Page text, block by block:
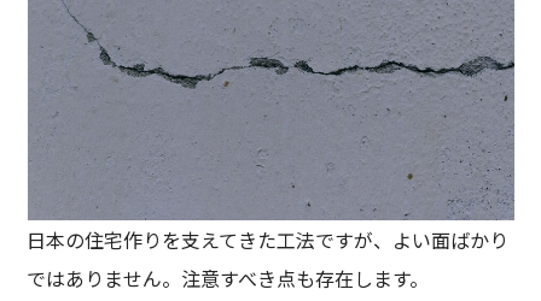
日本の住宅作りを支えてきた工法ですが、よい面ばかり
ではありません。注意すべき点も存在します。